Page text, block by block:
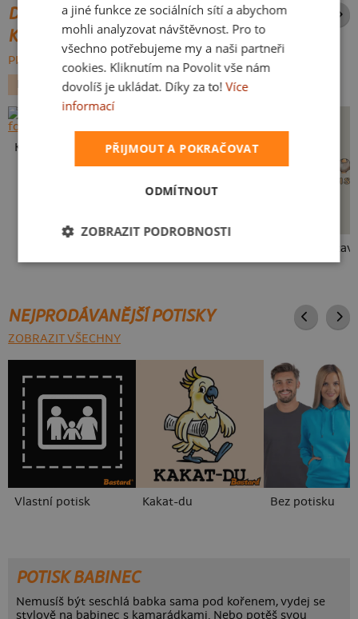
DALŠÍ POTISKY ZE STEJNÉ
KATEGORIE
PROCHÁZET VŠE:
HOUBAŘENÍ
PRO BABIČKU A DĚDU
Karikatura z vlastní fotky
Vývoj
NEJPRODÁVANĚJŠÍ POTISKY
ZOBRAZIT VŠECHNY
Vlastní potisk Kakat-du Bez potisku
POTISK BABINEC
Nemusíš být seschlá babka sama pod kořenem, vydej se
stylově na babinec s kamarádkami. Nebo potěš svou
a jiné funkce ze sociálních sítí a abychom
mohli analyzovat návštěvnost. Pro to
všechno potřebujeme my a naši partneři
cookies. Kliknutím na Povolit vše nám
dovolíš je ukládat. Díky za to! Více
informací
PŘIJMOUT A POKRAČOVAT
ODMÍTNOUT
ZOBRAZIT PODROBNOSTI